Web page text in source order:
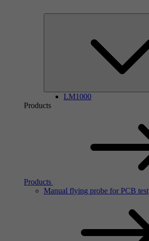
LM1000
Products
Products
Manual flying probe for PCB test